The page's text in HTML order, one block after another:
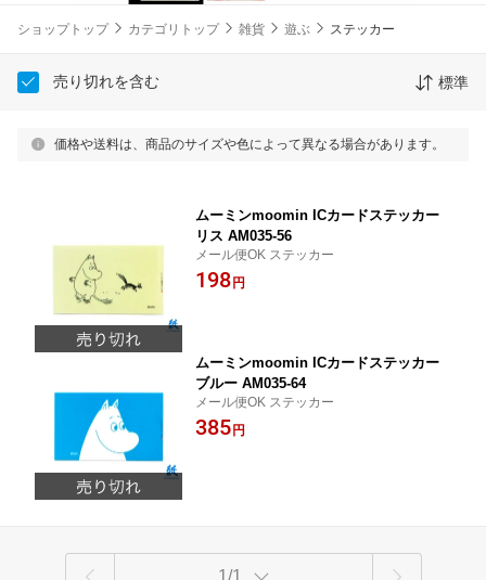
ショップトップ カテゴリトップ 雑貨 遊ぶ ステッカー
売り切れを含む 標準
価格や送料は、商品のサイズや色によって異なる場合があります。
ムーミンmoomin ICカードステッカー
リス AM035-56
メール便OK ステッカー
198 円
ムーミンmoomin ICカードステッカー
ブルー AM035-64
メール便OK ステッカー
385 円
1/1